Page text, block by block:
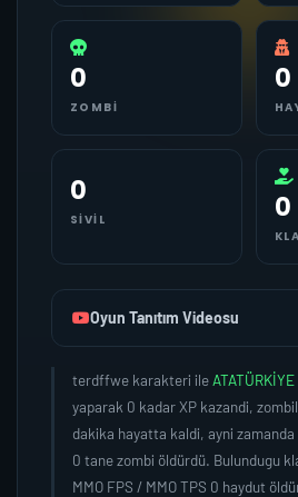
0
ZOMBI
0
0
SIVIL 0
Oyun Tanıtım Videosu
terdffwe karakteri ile
yaparak 0 kadar XP kazandi,
dakika hayatta kaldi, ayni
0 tane zombi öldürdü. Bulundugu
MMO FPS / MMO TPS 0 haydut